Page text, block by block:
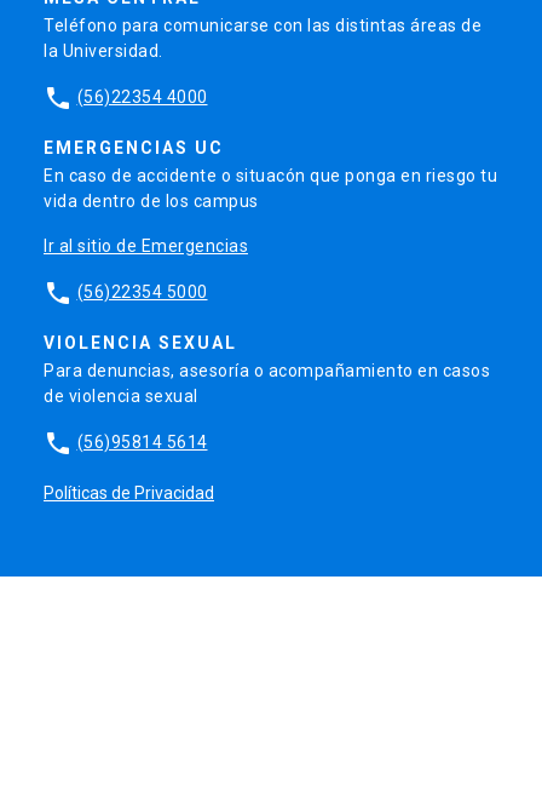
Teléfono para comunicarse con las distintas áreas de
la Universidad.
phone (56)22354 4000
EMERGENCIAS UC
En caso de accidente o situacón que ponga en riesgo tu
vida dentro de los campus
Ir al sitio de Emergencias
phone (56)22354 5000
VIOLENCIA SEXUAL
Para denuncias, asesoría o acompañamiento en casos
de violencia sexual
phone (56)95814 5614
Políticas de Privacidad